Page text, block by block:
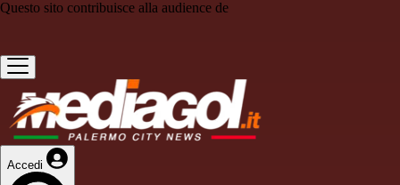
Questo sito contribuisce alla audience de
Accedi